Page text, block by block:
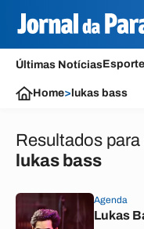
Últimas Notícias
Home> lukas bass
Resultados para
lukas bass
Agenda
Lukas